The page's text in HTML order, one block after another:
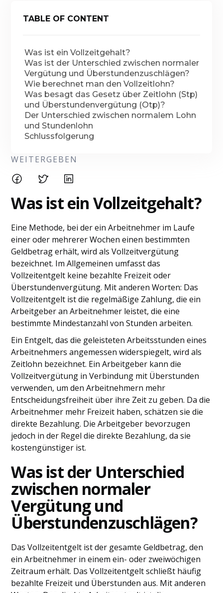
TABLE OF CONTENT
Was ist ein Vollzeitgehalt?
Was ist der Unterschied zwischen normaler
Vergütung und Überstundenzuschlägen?
Wie berechnet man den Vollzeitlohn?
Was besagt das Gesetz über Zeitlohn (Stp)
und Überstundenvergütung (Otp)?
Der Unterschied zwischen normalem Lohn
und Stundenlohn
Schlussfolgerung
WEITERGEBEN
Was ist ein Vollzeitgehalt?
Eine Methode, bei der ein Arbeitnehmer im Laufe
einer oder mehrerer Wochen einen bestimmten
Geldbetrag erhält, wird als Vollzeitvergütung
bezeichnet. Im Allgemeinen umfasst das
Vollzeitentgelt keine bezahlte Freizeit oder
Überstundenvergütung. Mit anderen Worten: Das
Vollzeitentgelt ist die regelmäßige Zahlung, die ein
Arbeitgeber an Arbeitnehmer leistet, die eine
bestimmte Mindestanzahl von Stunden arbeiten.
Ein Entgelt, das die geleisteten Arbeitsstunden eines
Arbeitnehmers angemessen widerspiegelt, wird als
Zeitlohn bezeichnet. Ein Arbeitgeber kann die
Vollzeitvergütung in Verbindung mit Überstunden
verwenden, um den Arbeitnehmern mehr
Entscheidungsfreiheit über ihre Zeit zu geben. Da die
Arbeitnehmer mehr Freizeit haben, schätzen sie die
direkte Bezahlung. Die Arbeitgeber bevorzugen
jedoch in der Regel die direkte Bezahlung, da sie
kostengünstiger ist.
Was ist der Unterschied
zwischen normaler
Vergütung und
Überstundenzuschlägen?
Das Vollzeitentgelt ist der gesamte Geldbetrag, den
ein Arbeitnehmer in einem ein- oder zweiwöchigen
Zeitraum erhält. Das Vollzeitentgelt schließt häufig
bezahlte Freizeit und Überstunden aus. Mit anderen